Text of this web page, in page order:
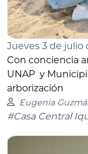
Jueves 3 de julio
Con conciencia
UNAP y
arborización
Eugenia
#Casa Central